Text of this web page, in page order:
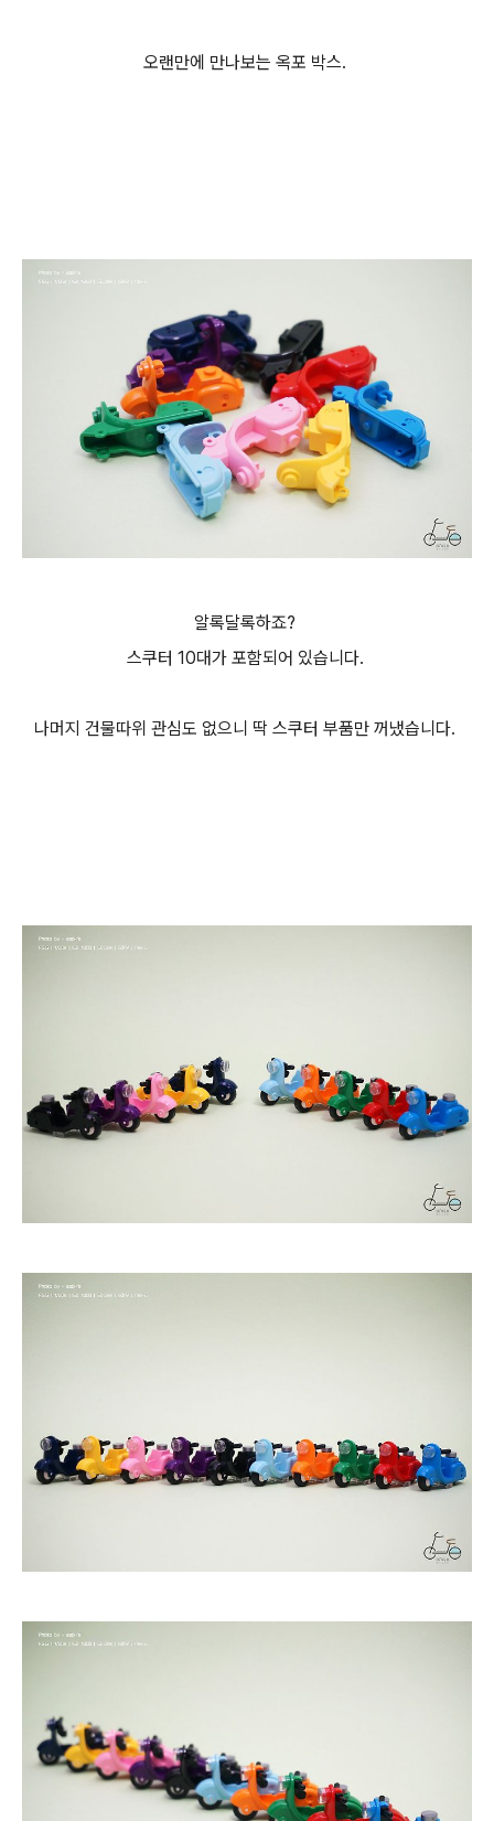
오랜만에 만나보는 옥포 박스.
알록달록하죠?
스쿠터 10대가 포함되어 있습니다.
나머지 건물따위 관심도 없으니 딱 스쿠터 부품만 꺼냈습니다.